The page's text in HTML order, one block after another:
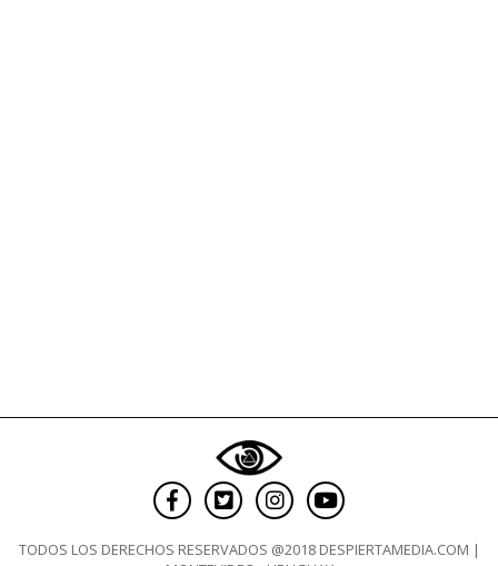
TODOS LOS DERECHOS RESERVADOS @2018 DESPIERTAMEDIA.COM |